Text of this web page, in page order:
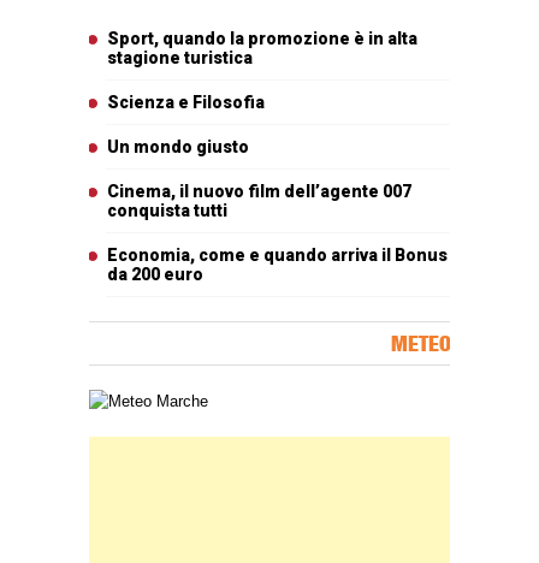
Sport, quando la promozione è in alta
stagione turistica
Scienza e Filosofia
Un mondo giusto
Cinema, il nuovo film dell’agente 007
conquista tutti
Economia, come e quando arriva il Bonus
da 200 euro
METEO
Carta meteorologica delle Marche